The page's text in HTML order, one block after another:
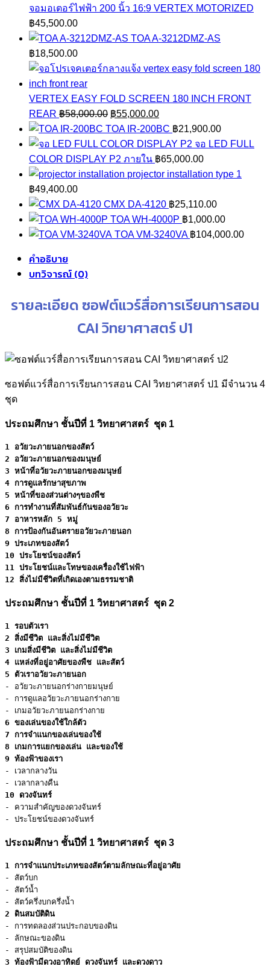
จอมอเตอร์ไฟฟ้า 200 นิ้ว 16:9 VERTEX MOTORIZED
฿45,500.00
TOA A-3212DMZ-AS
฿18,500.00
VERTEX EASY FOLD SCREEN 180 INCH FRONT
REAR ฿58,000.00 Original
price
was:
฿58,000.00.
฿55,000.00Current
price
is:
฿55,000.00.
TOA IR-200BC ฿21,900.00
จอ LED FULL
COLOR DISPLAY P2 ภายใน ฿65,000.00
projector installation type 1
฿49,400.00
CMX DA-4120 ฿25,110.00
TOA WH-4000P ฿1,000.00
TOA VM-3240VA ฿104,000.00
คำอธิบาย
บทวิจารณ์ (0)
รายละเอียด ซอฟต์แวร์สื่อการเรียนการสอน
CAI วิทยาศาสตร์ ป1
ซอฟต์แวร์สื่อการเรียนการสอน CAI วิทยาศาสตร์ ป1 มีจำนวน 4
ชุด
ประถมศึกษา ชั้นปีที่ 1 วิทยาศาสตร์ ชุด 1
1 อวัยวะภายนอกของสัตว์
2 อวัยวะภายนอกของมนุษย์
3 หน้าที่อวัยวะภายนอกของมนุษย์
4 การดูแลรักษาสุขภาพ
5 หน้าที่ของส่วนต่างๆของพืช
6 การทำงานที่สัมพันธ์กันของอวัยวะ
7 อาหารหลัก 5 หมู่
8 การป้องกันอันตรายอวัยวะภายนอก
9 ประเภทของสัตว์
10 ประโยชน์ของสัตว์
11 ประโยชน์และโทษของเครื่องใช้ไฟฟ้า
12 สิ่งไม่มีชีวิตที่เกิดเองตามธรรมชาติ
ประถมศึกษา ชั้นปีที่ 1 วิทยาศาสตร์ ชุด 2
1 รอบตัวเรา
2 สิ่งมีชีวิต และสิ่งไม่มีชีวิต
3 เกมสิ่งมีชีวิต และสิ่งไม่มีชีวิต
4 แหล่งที่อยู่อาศัยของพืช และสัตว์
5 ตัวเราอวัยวะภายนอก
- อวัยวะภายนอกร่างกายมนุษย์
- การดูแลอวัยวะภายนอกร่างกาย
6 ของเล่นของใช้ใกล้ตัว
7 การจำแนกของเล่นของใช้
8 เกมการแยกของเล่น และของใช้
9 ท้องฟ้าของเรา
- เวลากลางวัน
10 ดวงจันทร์
- ความสำคัญของดวงจันทร์
- ประโยชน์ของดวงจันทร์
ประถมศึกษา ชั้นปีที่ 1 วิทยาศาสตร์ ชุด 3
1 การจำแนกประเภทของสัตว์ตามลักษณะที่อยู่อาศัย
- สัตว์บก
- สัตว์น้ำ
2 ดินสมบัติดิน
- การทดลองส่วนประกอบของดิน
- ลักษณะของดิน
3 ท้องฟ้ามีดวงอาทิดย์ ดวงจันทร์ และดวงดาว